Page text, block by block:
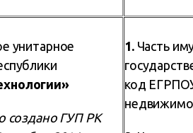
унитарное
создано ГУП РК
1.Часть
код